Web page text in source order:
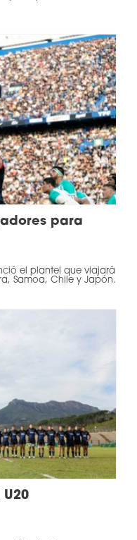
para
el plantel que viajará
Samoa, Chile y Japón.